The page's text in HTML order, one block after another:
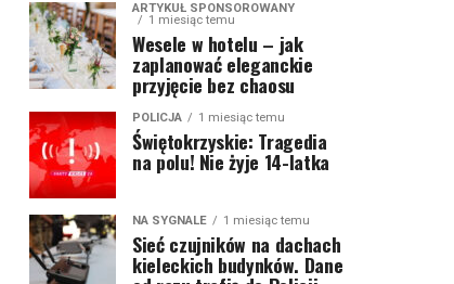
ARTYKUŁ SPONSOROWANY
1 miesiąc temu
Wesele w hotelu – jak
zaplanować eleganckie
przyjęcie bez chaosu
POLICJA 1 miesiąc temu
Świętokrzyskie: Tragedia
na polu! Nie żyje 14-latka
NA SYGNALE 1 miesiąc temu
Sieć czujników na dachach
kieleckich budynków. Dane